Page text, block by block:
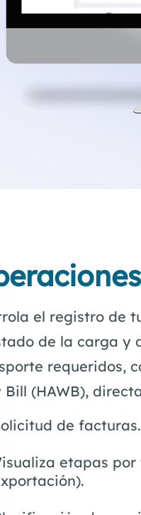
el registro de
de la carga y
requeridos,
Bill (HAWB),
de facturas.
etapas